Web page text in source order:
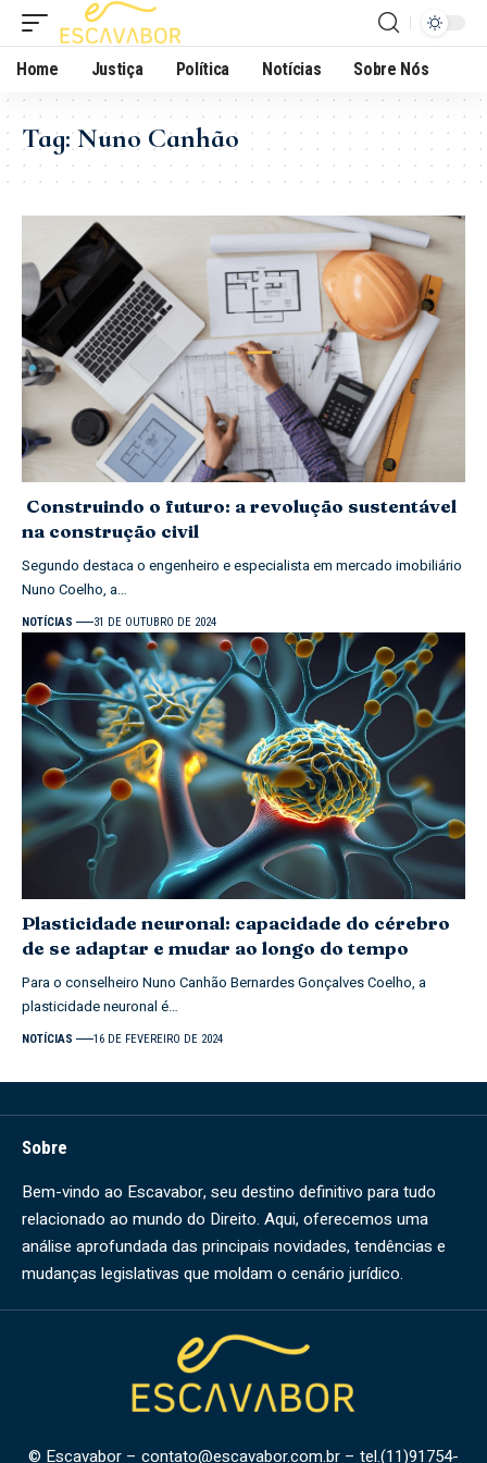
Home Justiça Política Notícias Sobre Nós
Tag:Nuno Canhão
Construindo o futuro: a revolução sustentável
na construção civil
Segundo destaca o engenheiro e especialista em mercado imobiliário
Nuno Coelho, a…
NOTÍCIAS 31 DE OUTUBRO DE 2024
Plasticidade neuronal: capacidade do cérebro
de se adaptar e mudar ao longo do tempo
Para o conselheiro Nuno Canhão Bernardes Gonçalves Coelho, a
plasticidade neuronal é…
NOTÍCIAS 16 DE FEVEREIRO DE 2024
Sobre
Bem-vindo ao Escavabor, seu destino definitivo para tudo
relacionado ao mundo do Direito. Aqui, oferecemos uma
análise aprofundada das principais novidades, tendências e
mudanças legislativas que moldam o cenário jurídico.
© Escavabor – contato@escavabor.com.br – tel.(11)91754-